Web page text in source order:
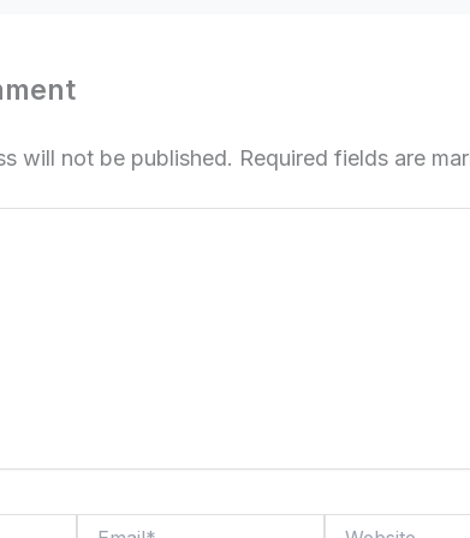
will not be published. Required fields are